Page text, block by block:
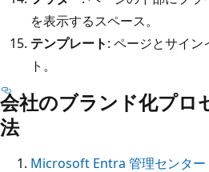
を表示するスペース。
テンプレート: ページとサイン
ト。
会社のブランド化プロ
法
Microsoft Entra 管理センター